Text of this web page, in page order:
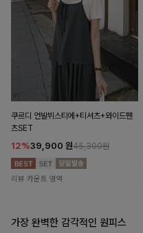
쿠르디 언발뷔스티에+티셔츠+와이드팬
츠SET
12%39,900 원45,300원
리뷰 카운트 영역
가장 완벽한 감각적인 원피스